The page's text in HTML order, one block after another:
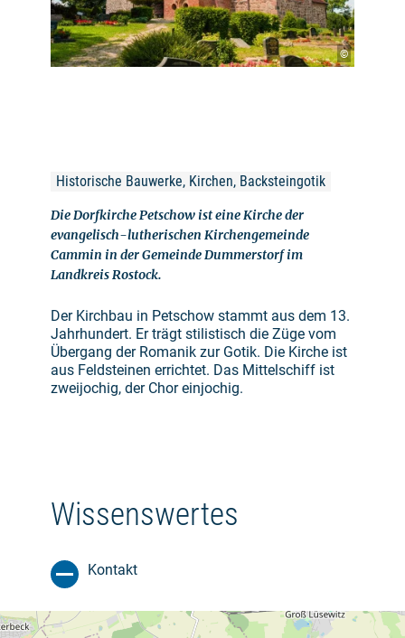
©
Historische Bauwerke, Kirchen, Backsteingotik
Die Dorfkirche Petschow ist eine Kirche der
evangelisch-lutherischen Kirchengemeinde
Cammin in der Gemeinde Dummerstorf im
Landkreis Rostock.
Der Kirchbau in Petschow stammt aus dem 13.
Jahrhundert. Er trägt stilistisch die Züge vom
Übergang der Romanik zur Gotik. Die Kirche ist
aus Feldsteinen errichtet. Das Mittelschiff ist
zweijochig, der Chor einjochig.
Wissenswertes
Kontakt